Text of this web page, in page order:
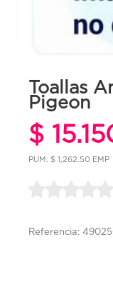
Toallas
Pigeon
$
PUM: $ 1,262.50 EMP
Referencia: